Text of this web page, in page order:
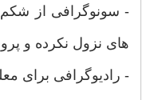
- سونوگرافی از شکم
های نزول نکرده و
- رادیوگرافی برای